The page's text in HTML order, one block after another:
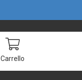
Carrello